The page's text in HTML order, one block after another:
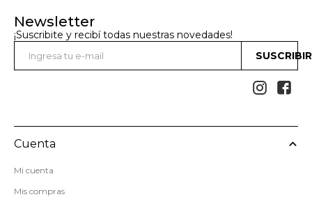
Newsletter
¡Suscribite y recibí todas nuestras novedades!
 
Cuenta
Mi cuenta
Mis compras